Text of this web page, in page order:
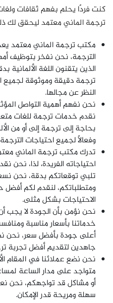
كنت فردًا يحلم بفهم ثقافات
ترجمة الماني معتمد ليحقق لك
مكتب ترجمة الماني معتمد
الترجمة، نحن نفخر بتوظيف
الذين يتقنون اللغة
ترجمة دقيقة وموثوقة
النظر عن مجالها.
نحن نفهم أهمية التواصل
نقدم خدمات ترجمة للغات
بحاجة إلى ترجمة إلى أو من
وفعالًا لجميع احتياجات
تدرك مكتب ترجمة الماني
احتياجاته الفريدة، لذا،
تلبي توقعاتكم بدقة، نحن
ومتطلباتكم، لنقدم لكم
الاحتياجات بشكل مثلى.
نحن نؤمن بأن الجودة لا يجب
خدماتنا بأسعار مناسبة
أعلى جودة بأفضل سعر، نحن
جاهدين لتقديم أفضل تجربة
نحن نضع عملائنا في المقام
متواجد على مدار الساعة
أو مشاكل قد تواجهكم، نحن
سهلة ومريحة قدر الإمكان.